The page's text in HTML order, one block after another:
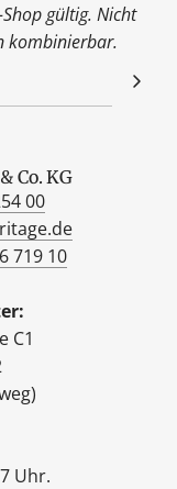
gültig. Nicht
kombinierbar.
Co. KG
00
719 10
C1
Uhr.